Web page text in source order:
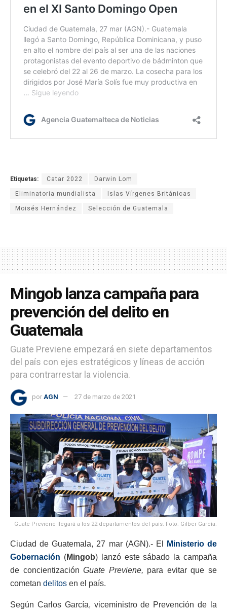
Etiquetas: Catar 2022 Darwin Lom
Eliminatoria mundialista Islas Vírgenes Británicas
Moisés Hernández Selección de Guatemala
Mingob lanza campaña para
prevención del delito en
Guatemala
Guate Previene empezará en siete departamentos
del país con ejes estratégicos y líneas de acción
para contrarrestar la violencia.
por AGN 27 de marzo de 2021
Guate Previene llegará a los 22 departamentos del país. Foto: Gilber García.
Ciudad de Guatemala, 27 mar (AGN).- El
Ministerio de
Gobernación (Mingob) lanzó este sábado la campaña
de concientizaciónGuate Previene, para evitar que se
cometan delitos en el país.
Según Carlos García, viceministro de Prevención de la